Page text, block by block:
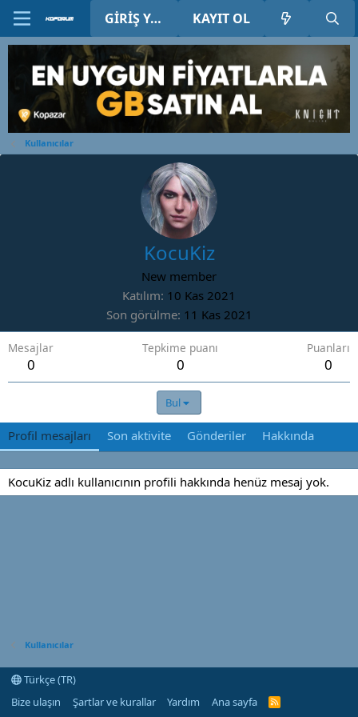
GIRIŞ YAP KAYIT OL
Kullanıcılar
KocuKiz
New member
Katılım 10 Kas 2021
Son görülme 11 Kas 2021
Mesajlar
0
Tepkime puanı
0
Puanları
0
Bul
Profil mesajları Son aktivite Gönderiler Hakkında
KocuKiz adlı kullanıcının profili hakkında henüz mesaj yok.
Kullanıcılar
Türkçe (TR)
Bize ulaşın
Şartlar ve kurallar Yardım Ana sayfa
R